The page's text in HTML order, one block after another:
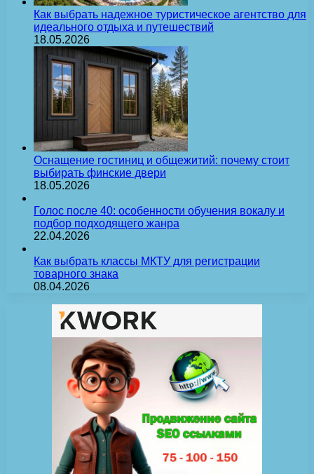
Как выбрать надежное туристическое агентство для
идеального отдыха и путешествий
18.05.2026
Оснащение гостиниц и общежитий: почему стоит
выбирать финские двери
18.05.2026
Голос после 40: особенности обучения вокалу и
подбор подходящего жанра
22.04.2026
Как выбрать классы МКТУ для регистрации
товарного знака
08.04.2026